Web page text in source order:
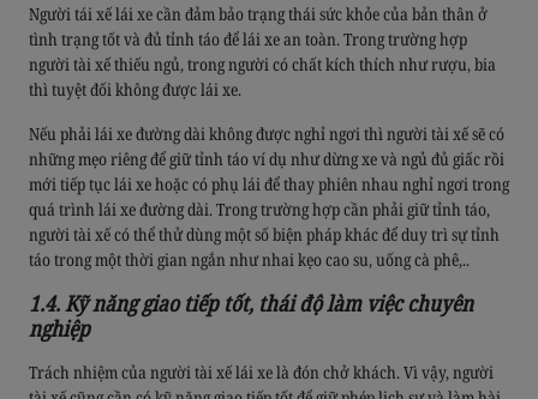
Người tái xế lái xe cần đảm bảo trạng thái sức khỏe của bản thân ở
tình trạng tốt và đủ tỉnh táo để lái xe an toàn. Trong trường hợp
người tài xế thiếu ngủ, trong người có chất kích thích như rượu, bia
thì tuyệt đối không được lái xe.
Nếu phải lái xe đường dài không được nghỉ ngơi thì người tài xế sẽ có
những mẹo riêng để giữ tỉnh táo ví dụ như dừng xe và ngủ đủ giấc rồi
mới tiếp tục lái xe hoặc có phụ lái để thay phiên nhau nghỉ ngơi trong
quá trình lái xe đường dài. Trong trường hợp cần phải giữ tỉnh táo,
người tài xế có thể thử dùng một số biện pháp khác để duy trì sự tỉnh
táo trong một thời gian ngắn như nhai kẹo cao su, uống cà phê,..
1.4. Kỹ năng giao tiếp tốt, thái độ làm việc chuyên
nghiệp
Trách nhiệm của người tài xế lái xe là đón chở khách. Vì vậy, người